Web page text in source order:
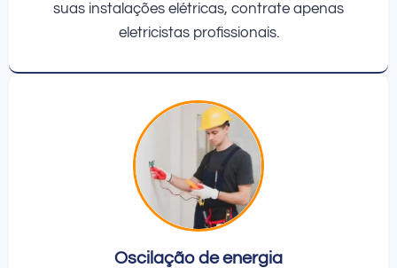
suas instalações elétricas, contrate apenas
eletricistas profissionais.
Oscilação de energia